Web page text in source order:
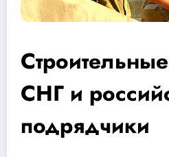
СНГ и
подрядчики